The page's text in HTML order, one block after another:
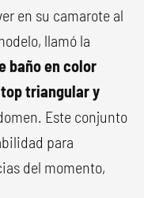
en su camarote al
llamó la
baño en color
top triangular y
Este conjunto
para
del momento,